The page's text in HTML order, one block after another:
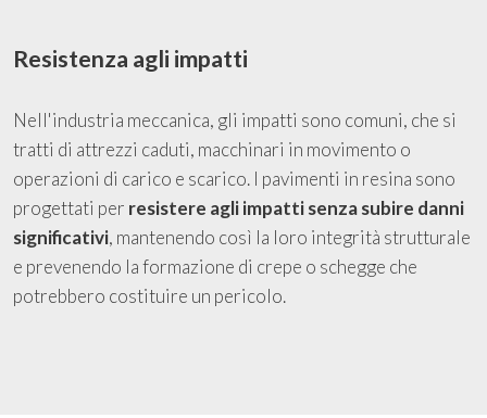
Resistenza agli impatti
Nell'industria meccanica, gli impatti sono comuni, che si
tratti di attrezzi caduti, macchinari in movimento o
operazioni di carico e scarico. I pavimenti in resina sono
progettati per resistere agli impatti senza subire danni
significativi, mantenendo così la loro integrità strutturale
e prevenendo la formazione di crepe o schegge che
potrebbero costituire un pericolo.